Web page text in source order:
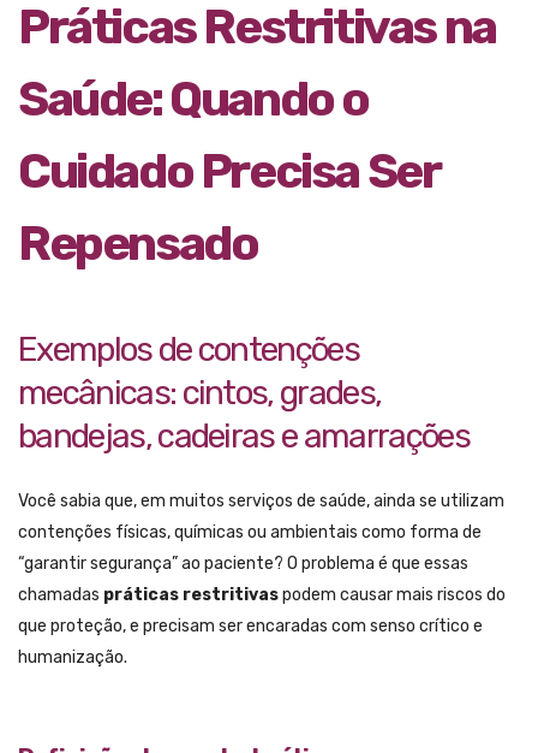
Práticas Restritivas na
Saúde: Quando o
Cuidado Precisa Ser
Repensado
Exemplos de contenções
mecânicas: cintos, grades,
bandejas, cadeiras e amarrações
Você sabia que, em muitos serviços de saúde, ainda se utilizam
contenções físicas, químicas ou ambientais como forma de
“garantir segurança” ao paciente? O problema é que essas
chamadas práticas restritivaspodem causar mais riscos do
que proteção, e precisam ser encaradas com senso crítico e
humanização.